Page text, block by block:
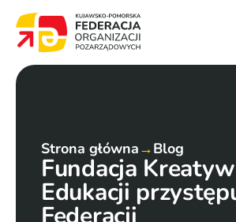
Projekty
Członkowie
English summary
Kontakt
Strona główna→Blog
Fundacja
Edukacji